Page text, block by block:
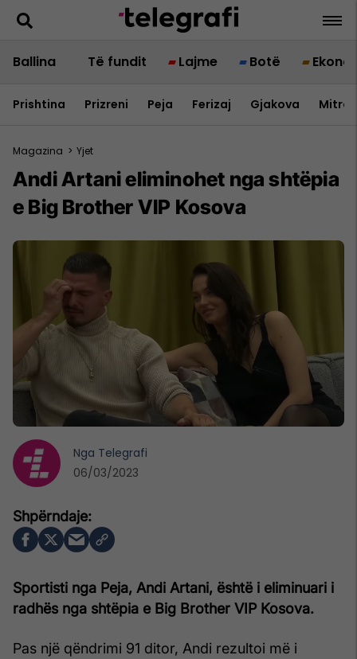
Ballina Të fundit Lajme Botë
Prishtina Prizreni Peja Ferizaj Gjakova
Magazina > Yjet
Andi Artani eliminohet nga shtëpia
e Big Brother VIP Kosova
Sportisti nga Peja, Andi Artani, është i eliminuari i
radhës nga shtëpia e Big Brother VIP Kosova.
Pas një qëndrimi 91 ditor, Andi rezultoi më i
Nga Telegrafi
06/03/2023